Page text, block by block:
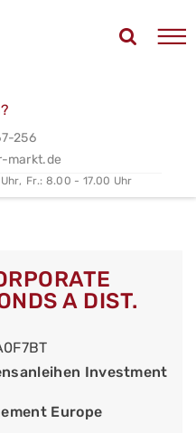
256
markt.de
Fr.: 8.00 - 17.00 Uhr
A DIST.
Investment
Europe